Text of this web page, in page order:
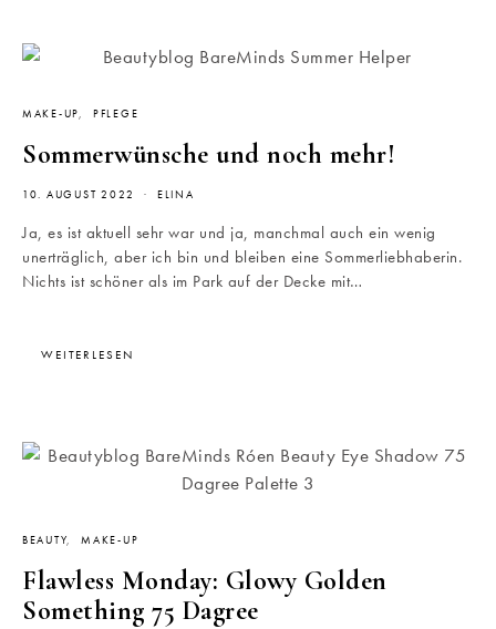
MAKE-UP PFLEGE
Sommerwünsche und noch mehr!
10. AUGUST 2022 ELINA
Ja, es ist aktuell sehr war und ja, manchmal auch ein wenig
unerträglich, aber ich bin und bleiben eine Sommerliebhaberin.
Nichts ist schöner als im Park auf der Decke mit…
WEITERLESEN
BEAUTY MAKE-UP
Flawless Monday: Glowy Golden
Something 75 Dagree